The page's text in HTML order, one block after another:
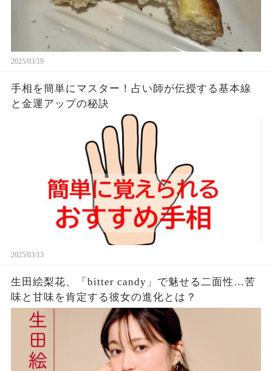
2025/03/19
手相を簡単にマスター！占い師が伝授する基本線
と金運アップの秘訣
2025/03/13
生田絵梨花、「bitter candy」で魅せる二面性…苦
味と甘味を肯定する彼女の進化とは？